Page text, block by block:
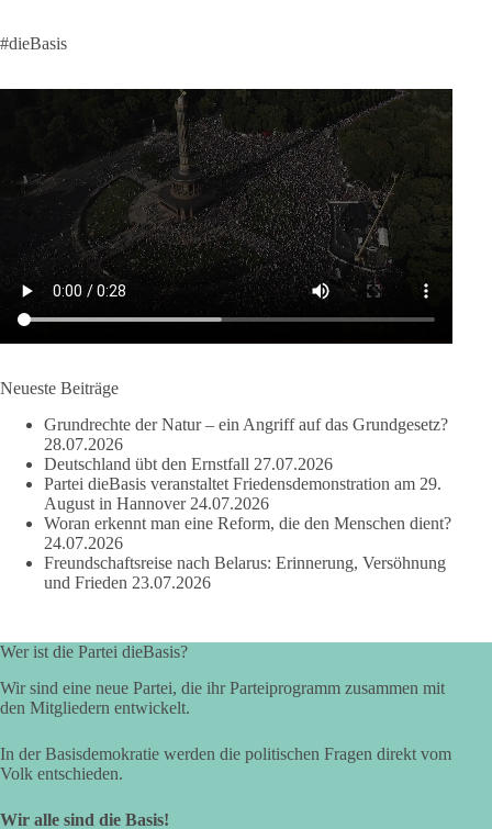
58
DieBasis
🔎 Über 100-mal keine Antwort.
Anthony Fauci, Immunologe und Berater des ehemaligen US-
Präsidenten, hat bei einer Anhörung des US-Senats auf mehr
als 100 Fragen die Aussage verweigert. Die juristische
Bewertung werden Gerichte und Ermittlungen klären – auch
auf Basis seines Tagebuches. Doch unabhängig davon zeigt
der Vorgang eines deutlich:
Antworten:
❓ Wie wurden politische Entscheidungen getroffen?
❓ Welche Maßnahmen waren notwendig und welche nicht?
❓Und wer übernimmt die Verantwortung für die massiven
Folgen für Kinder, Familien, Unternehmen und das Vertrauen
in unseren Rechtsstaat?
Fragen zu vermeiden. Sie lebt davon, Fragen offen zu stellen
und transparent zu beantworten.
dieBasis fordert deshalb weiterhin eine unabhängige,
vollständige und transparente Aufarbeitung der Corona-Politik.
#dieBasis
Neueste Beiträge
Grundrechte der Natur – ein Angriff auf das Grundgesetz?
28.07.2026
Deutschland übt den Ernstfall 27.07.2026
Partei dieBasis veranstaltet Friedensdemonstration am 29.
August in Hannover 24.07.2026
Woran erkennt man eine Reform, die den Menschen dient?
24.07.2026
Freundschaftsreise nach Belarus: Erinnerung, Versöhnung
und Frieden 23.07.2026
Wer ist die Partei dieBasis?
Wir sind eine neue Partei, die ihr Parteiprogramm zusammen mit
den Mitgliedern entwickelt.
In der Basisdemokratie werden die politischen Fragen direkt vom
Volk entschieden.
Wir alle sind die Basis!